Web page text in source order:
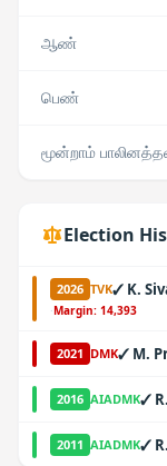
ஆண்
பெண்
மூன்றாம்
Election
2026 TVK✓ K.
·Margin: 14,393
2021 DMK✓ M.
2016 AIADMK✓
2011 AIADMK✓